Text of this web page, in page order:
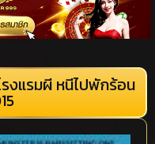
รงแรมผี หนีไปพักร้อน